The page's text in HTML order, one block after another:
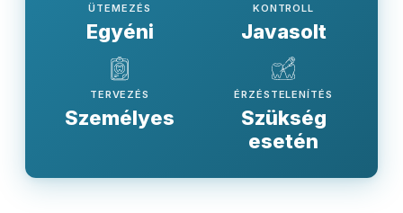
ÜTEMEZÉS
Egyéni
KONTROLL
Javasolt
TERVEZÉS
Személyes
ÉRZÉSTELENÍTÉS
Szükség
esetén